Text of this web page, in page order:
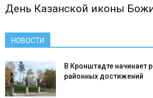
День Казанской иконы
НОВОСТИ
В Кронштадте начинает
районных достижений